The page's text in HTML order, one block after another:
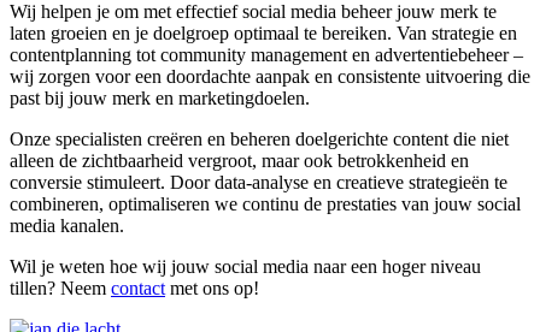
Wij helpen je om met effectief social media beheer jouw merk te
laten groeien en je doelgroep optimaal te bereiken. Van strategie en
contentplanning tot community management en advertentiebeheer –
wij zorgen voor een doordachte aanpak en consistente uitvoering die
past bij jouw merk en marketingdoelen.
Onze specialisten creëren en beheren doelgerichte content die niet
alleen de zichtbaarheid vergroot, maar ook betrokkenheid en
conversie stimuleert. Door data-analyse en creatieve strategieën te
combineren, optimaliseren we continu de prestaties van jouw social
media kanalen.
Wil je weten hoe wij jouw social media naar een hoger niveau
tillen? Neem contact met ons op!